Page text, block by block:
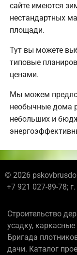
сайте имеются
нестандартных
площади.
Тут вы можете
типовые
ценами.
Мы можем
необычные дома
небольших и
© 2026
+7 921 027-89-78;
Строительство
усадку,
Бригада
дачи. Каталог